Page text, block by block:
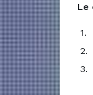
Le
1.
2.
3.